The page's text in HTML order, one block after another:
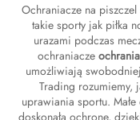
Ochraniacze na
takie sporty jak piłka
urazami podczas
ochraniacze
umożliwiają
Trading rozumiemy,
uprawiania sportu.
doskonałą ochronę,